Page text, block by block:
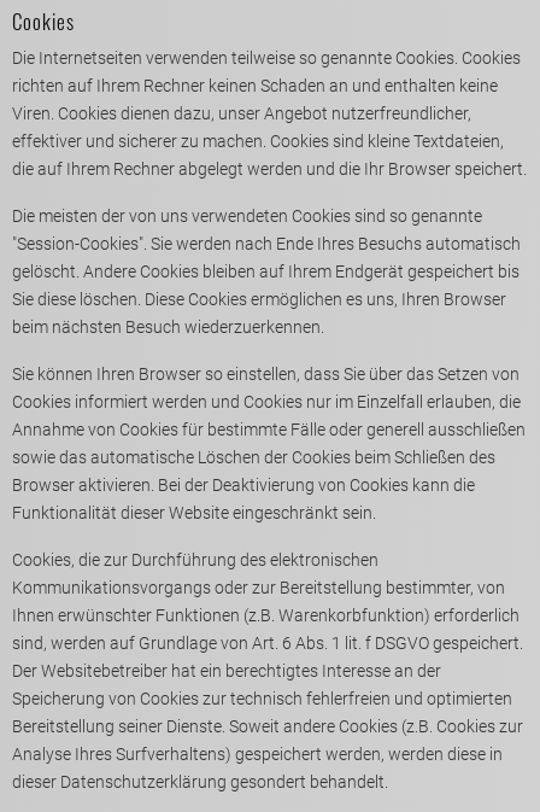
Cookies
Die Internetseiten verwenden teilweise so genannte Cookies. Cookies
richten auf Ihrem Rechner keinen Schaden an und enthalten keine
Viren. Cookies dienen dazu, unser Angebot nutzerfreundlicher,
effektiver und sicherer zu machen. Cookies sind kleine Textdateien,
die auf Ihrem Rechner abgelegt werden und die Ihr Browser speichert.
Die meisten der von uns verwendeten Cookies sind so genannte
"Session-Cookies". Sie werden nach Ende Ihres Besuchs automatisch
gelöscht. Andere Cookies bleiben auf Ihrem Endgerät gespeichert bis
Sie diese löschen. Diese Cookies ermöglichen es uns, Ihren Browser
beim nächsten Besuch wiederzuerkennen.
Sie können Ihren Browser so einstellen, dass Sie über das Setzen von
Cookies informiert werden und Cookies nur im Einzelfall erlauben, die
Annahme von Cookies für bestimmte Fälle oder generell ausschließen
sowie das automatische Löschen der Cookies beim Schließen des
Browser aktivieren. Bei der Deaktivierung von Cookies kann die
Funktionalität dieser Website eingeschränkt sein.
Cookies, die zur Durchführung des elektronischen
Kommunikationsvorgangs oder zur Bereitstellung bestimmter, von
Ihnen erwünschter Funktionen (z.B. Warenkorbfunktion) erforderlich
sind, werden auf Grundlage von Art. 6 Abs. 1 lit. f DSGVO gespeichert.
Der Websitebetreiber hat ein berechtigtes Interesse an der
Speicherung von Cookies zur technisch fehlerfreien und optimierten
Bereitstellung seiner Dienste. Soweit andere Cookies (z.B. Cookies zur
Analyse Ihres Surfverhaltens) gespeichert werden, werden diese in
dieser Datenschutzerklärung gesondert behandelt.